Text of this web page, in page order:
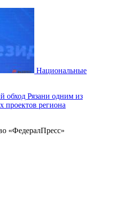
Национальные
Рязани одним из
проектов региона
«ФедералПресс»